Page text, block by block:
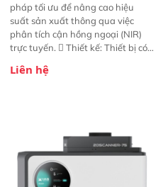
pháp tối ưu để nâng cao hiệu
suất sản xuất thông qua việc
phân tích cận hồng ngoại (NIR)
trực tuyến.  Thiết kế: Thiết bị có
hỗ trợ tản nhiệt tăng cường và đã
liệu để tăng chỉ số ROI cho doanh
nghiệp.
Liên hệ